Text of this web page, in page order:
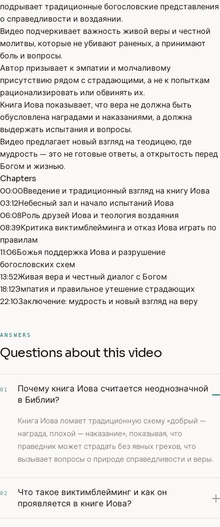
подрывает традиционные богословские представления
о справедливости и воздаянии.
Видео подчеркивает важность живой веры и честной
молитвы, которые не убивают раненых, а принимают
боль и вопросы.
Автор призывает к эмпатии и молчаливому
присутствию рядом с страдающими, а не к попыткам
рационализировать или обвинять их.
Книга Иова показывает, что вера не должна быть
обусловлена наградами и наказаниями, а должна
выдержать испытания и вопросы.
Видео предлагает новый взгляд на теодицею, где
мудрость — это не готовые ответы, а открытость перед
Богом и жизнью.
Chapters
00:00Введение и традиционный взгляд на книгу Иова
03:12Небесный зал и начало испытаний Иова
06:08Роль друзей Иова и теология воздаяния
08:39Критика виктимблейминга и отказ Иова играть по
правилам
11:06Божья поддержка Иова и разрушение
богословских схем
13:52Живая вера и честный диалог с Богом
18:12Эмпатия и правильное утешение страдающих
22:10Заключение: мудрость и новый взгляд на веру
ANSWERS
Questions about this video
01
Почему книга Иова считается неоднозначной
в Библии?
Книга Иова ломает традиционную схему «добрый —
награда, плохой — наказание», показывая, что
праведник может страдать без явных грехов, что
вызывает вопросы о природе справедливости и веры.
02
Что такое виктимблейминг и как он
проявляется в книге Иова?